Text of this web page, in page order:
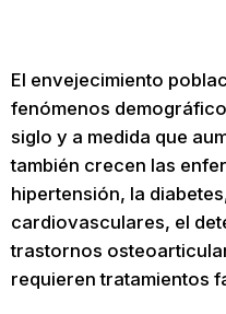
El envejecimiento
fenómenos
siglo y a medida que
también crecen las
hipertensión, la
cardiovasculares, el
trastornos
requieren tratamientos